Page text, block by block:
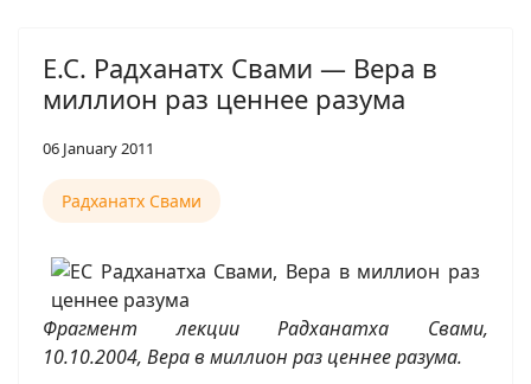
Е.С. Радханатх Свами — Вера в
миллион раз ценнее разума
06 January 2011
Радханатх Свами
Фрагмент лекции Радханатха Свами,
10.10.2004, Вера в миллион раз ценнее разума.